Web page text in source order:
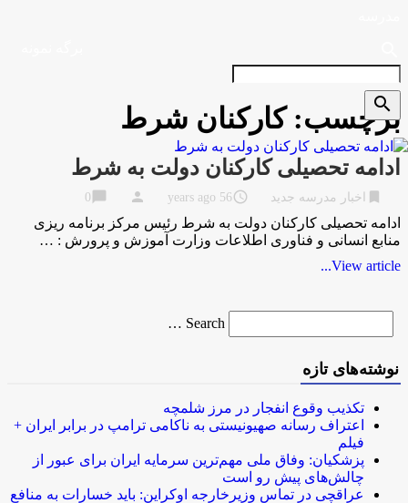
برچسب: کارکنان شرط
ادامه تحصیلی کارکنان دولت به شرط
اخبار مدرسه جدید access_time
56 years ago
person
chat_bubble
ادامه تحصیلی کارکنان دولت به شرط رئیس مرکز برنامه ریزی
منابع انسانی و فناوری اطلاعات وزارت آموزش و پرورش : …
View article...
for
Search …
search
نوشته‌های تازه
تکذیب وقوع انفجار در مرز شلمچه
اعتراف رسانه صهیونیستی به ناکامی ترامپ در برابر ایران +
فیلم
پزشکیان: وفاق ملی مهم‌ترین سرمایه ایران برای عبور از
چالش‌های پیش رو است
عراقچی در تماس وزیرخارجه اوکراین: باید خسارات به منافع